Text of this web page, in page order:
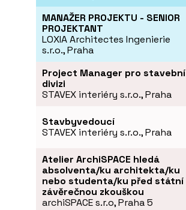
MANAŽER PROJEKTU - SENIOR
PROJEKTANT
LOXIA Architectes Ingenierie
s.r.o., Praha
Project Manager pro stavební
divizi
STAVEX interiéry s.r.o., Praha
Stavbyvedoucí
STAVEX interiéry s.r.o., Praha
Atelier ArchiSPACE hledá
absolventa/ku architekta/ku
nebo studenta/ku před státní
závěrečnou zkouškou
archiSPACE s.r.o, Praha 5